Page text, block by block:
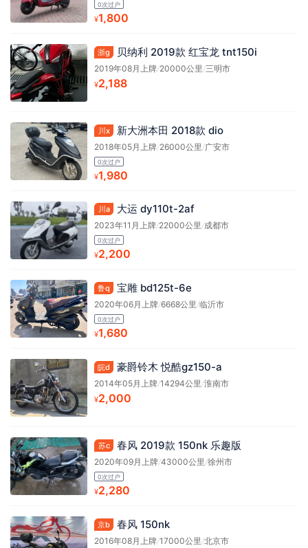
0次过户
¥1,800
浙g 贝纳利 2019款 红宝龙 tnt150i
2019年08月上牌/20000公里 /三明市
¥2,188
川x 新大洲本田 2018款 dio
2018年05月上牌/26000公里 /广安市
0次过户
¥1,980
川a 大运 dy110t-2af
2023年11月上牌/22000公里/成都市
0次过户
¥2,200
鲁q 宝雕 bd125t-6e
2020年06月上牌/6668公里/临沂市
0次过户
¥1,680
皖d 豪爵铃木 悦酷gz150-a
2014年05月上牌/14294公里/淮南市
¥2,000
苏c 春风 2019款 150nk 乐趣版
2020年09月上牌/43000公里/徐州市
0次过户
¥2,280
京b 春风 150nk
2016年08月上牌/17000公里/北京市